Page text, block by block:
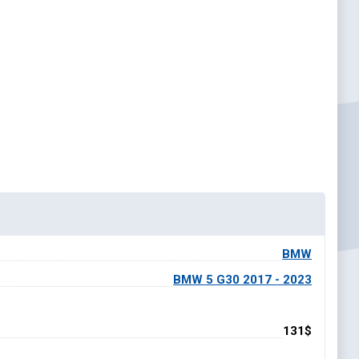
BMW
BMW 5 G30 2017 - 2023
131$